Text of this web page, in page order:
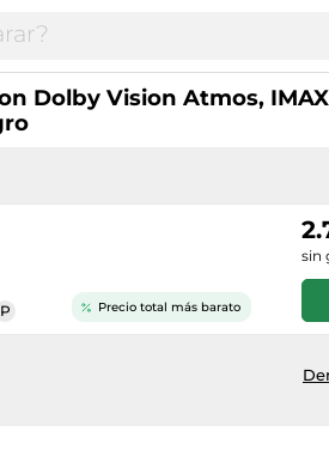
Dolby Vision Atmos,
Precio total más barato
sin